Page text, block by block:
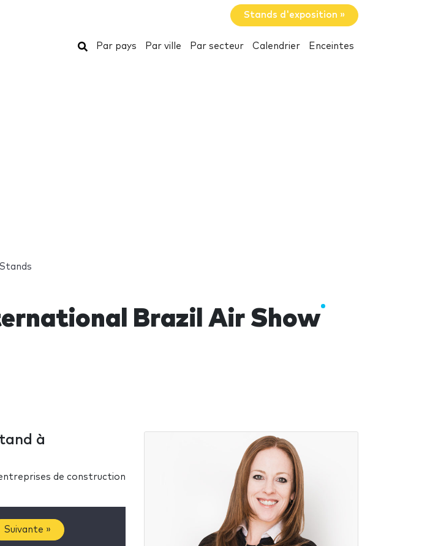
Stands d'exposition »
Rechercher
Par pays Par ville Par secteur Calendrier Enceintes
Stands
Brazil Air Show
à
de construction
Suivante »